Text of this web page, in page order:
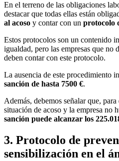
En el terreno de las obligaciones
destacar que todas ellas están
al acoso y contar con un protocolo
Estos protocolos son un contenido
igualdad, pero las empresas que no
deben contar con este protocolo.
La ausencia de este procedimiento
sanción de hasta 7500 €.
Además, debemos señalar que,
situación de acoso y la empresa no
sanción puede alcanzar los
3. Protocolo de
sensibilización en el